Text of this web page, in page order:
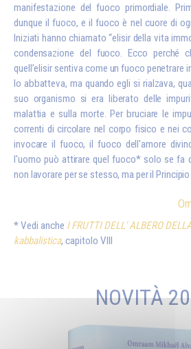
manifestazione del fuoco primordiale.
dunque il fuoco, e il fuoco è nel cuore di
Iniziati hanno chiamato “elisir della vita
condensazione del fuoco. Ecco perché
quell’elisir sentiva come un fuoco penetrare
lo abbatteva, ma quando egli si rialzava,
suo organismo si era liberato delle
malattia e sulla morte. Per bruciare le
correnti di circolare nel corpo fisico e nei
invocare il fuoco, il fuoco dell'amore
l'uomo può attirare quel fuoco* solo se fa
non lavorare per se stesso, ma per il
Vedi anche I FRUTTI DELL' ALBERO
kabbalistica, capitolo VIII
NOVITÀ